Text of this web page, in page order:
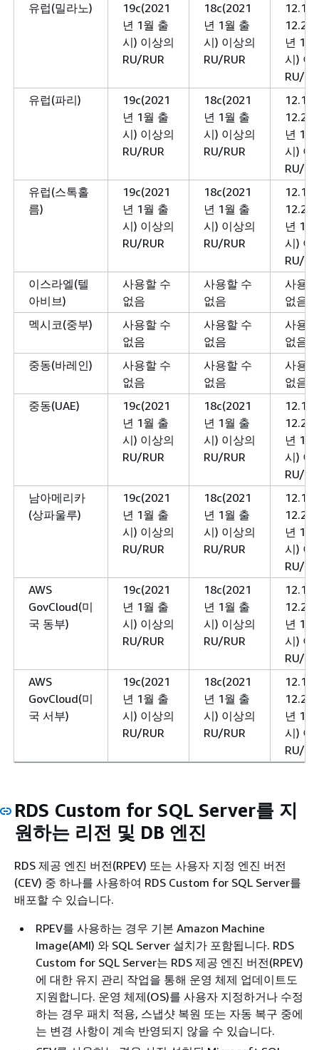
유럽(밀라노)
19c(2021
년 1월 출
시) 이상의
RU/RUR
18c(2021
년 1월 출
시) 이상의
RU/RUR
12.1
년 1
시) 이
RU/
유럽(파리)
19c(2021
년 1월 출
시) 이상의
RU/RUR
18c(2021
년 1월 출
시) 이상의
RU/RUR
12.1
년 1
시) 이
RU/
유럽(스톡홀
름)
19c(2021
년 1월 출
시) 이상의
RU/RUR
18c(2021
년 1월 출
시) 이상의
RU/RUR
12.1
년 1
시) 이
RU/
이스라엘(텔
아비브)
사용할 수
없음
사용할 수
없음
사용
없음
멕시코(중부)
사용할 수
없음
사용할 수
없음
사용
없음
중동(바레인)
사용할 수
없음
사용할 수
없음
사용
없음
중동(UAE)
19c(2021
년 1월 출
시) 이상의
RU/RUR
18c(2021
년 1월 출
시) 이상의
RU/RUR
12.1
년 1
시) 이
RU/
남아메리카
(상파울루)
19c(2021
년 1월 출
시) 이상의
RU/RUR
18c(2021
년 1월 출
시) 이상의
RU/RUR
12.1
년 1
시) 이
RU/
AWS
GovCloud(미
국 동부)
19c(2021
년 1월 출
시) 이상의
RU/RUR
18c(2021
년 1월 출
시) 이상의
RU/RUR
12.1
년 1
시) 이
RU/
AWS
GovCloud(미
국 서부)
19c(2021
년 1월 출
시) 이상의
RU/RUR
18c(2021
년 1월 출
시) 이상의
RU/RUR
12.1
년 1
시) 이
RU/
RDS Custom for SQL Server를 지
원하는 리전 및 DB 엔진
RDS 제공 엔진 버전(RPEV) 또는 사용자 지정 엔진 버전
(CEV) 중 하나를 사용하여 RDS Custom for SQL Server를
배포할 수 있습니다.
RPEV를 사용하는 경우 기본 Amazon Machine
Image(AMI) 와 SQL Server 설치가 포함됩니다. RDS
Custom for SQL Server는 RDS 제공 엔진 버전(RPEV)
에 대한 유지 관리 작업을 통해 운영 체제 업데이트도
지원합니다. 운영 체제(OS)를 사용자 지정하거나 수정
하는 경우 패치 적용, 스냅샷 복원 또는 자동 복구 중에
는 변경 사항이 계속 반영되지 않을 수 있습니다.